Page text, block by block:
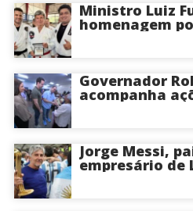
Ministro Luiz
homenagem
Governador
acompanha
Jorge Messi,
empresário de